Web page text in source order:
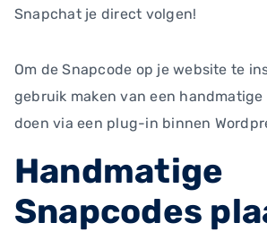
Snapchat je direct volgen!
Om de Snapcode op je website te
gebruik maken van een
doen via een plug-in binnen
Handmatige
Snapcodes